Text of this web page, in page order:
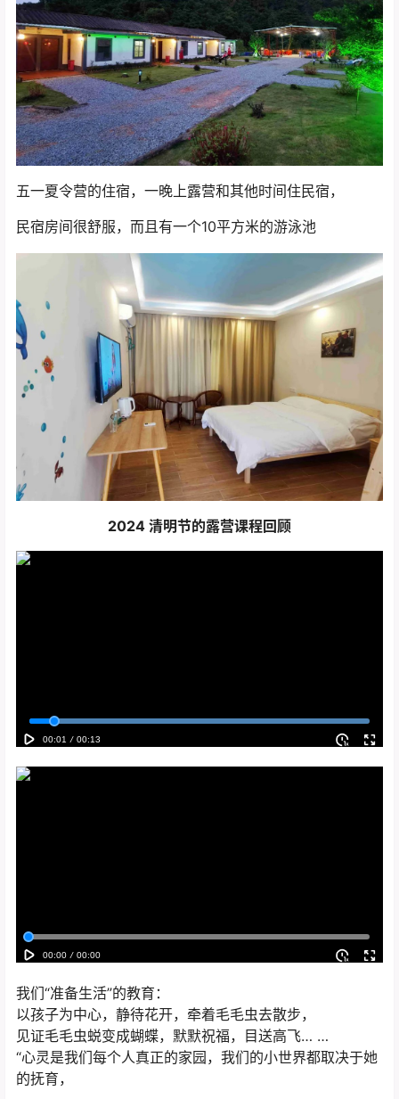
五一夏令营的住宿，一晚上露营和其他时间住民宿，
民宿房间很舒服，而且有一个10平方米的游泳池
2024 清明节的露营课程回顾
我们“准备生活”的教育：
以孩子为中心，静待花开，牵着毛毛虫去散步，
见证毛毛虫蜕变成蝴蝶，默默祝福，目送高飞… …
“心灵是我们每个人真正的家园，我们的小世界都取决于她
的抚育，